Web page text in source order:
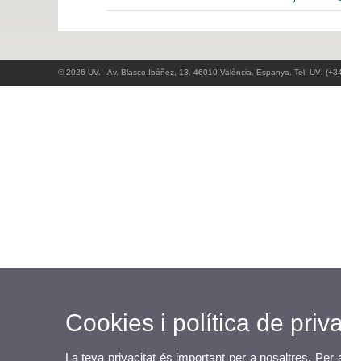
© 2026 UV. - Av. Blasco Ibáñez, 13. 46010 València. Espanya. Tel. UV:
Cookies i política de
La teva privacitat és important per a nosaltres.